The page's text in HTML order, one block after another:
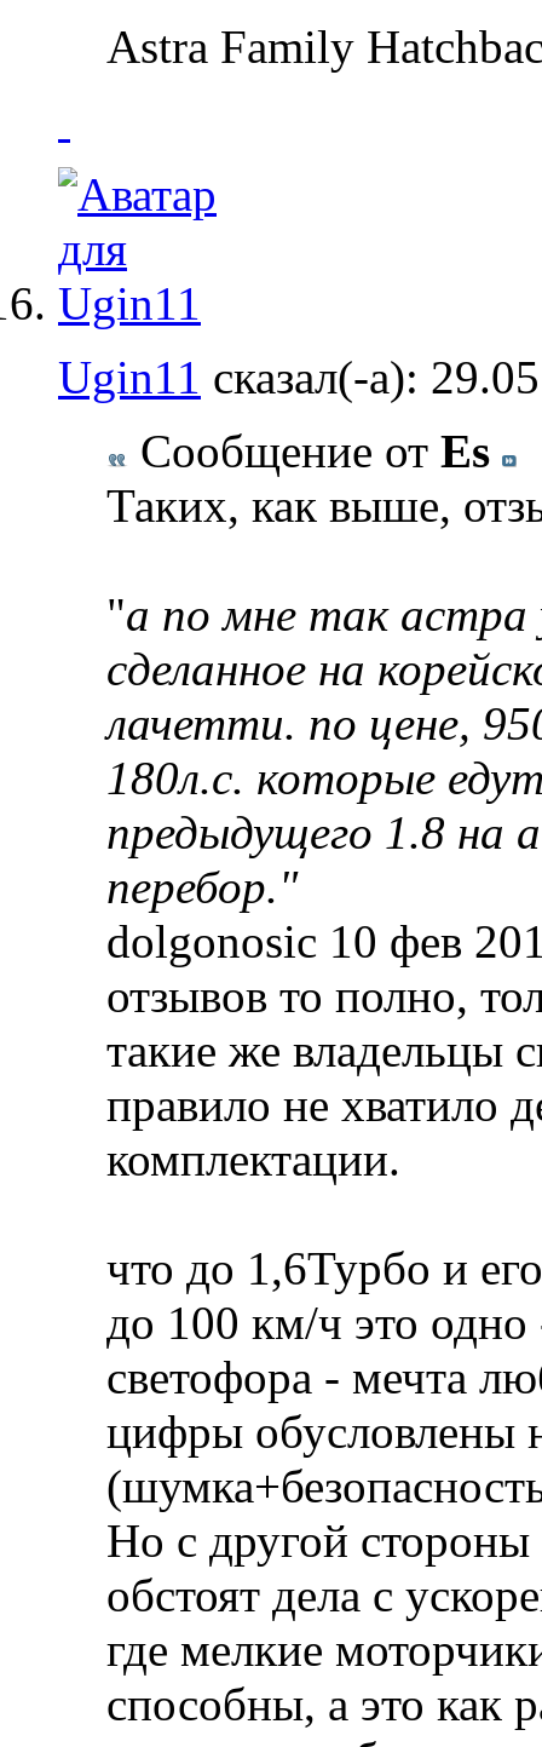
Astra Family
Ugin11 сказал(-а):
Сообщение от Es
Таких, как выше,
"а по мне так астра
сделанное на
лачетти. по цене,
180л.с. которые
предыдущего 1.8 на
перебор."
dolgonosic 10 фев
отзывов то полно,
такие же владельцы
правило не хватило
комплектации.
что до 1,6Турбо и
до 100 км/ч это одно
светофора - мечта
цифры обусловлены
Но с другой
обстоят дела с
где мелкие
способны, а это как